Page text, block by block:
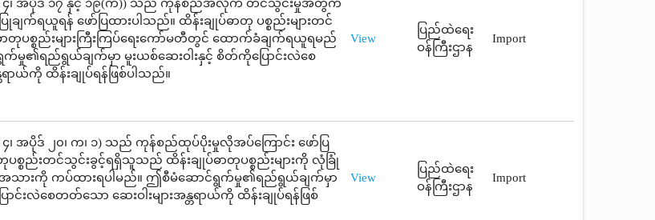
၄၊ အပိုဒ် ၁၇ နှင့် ၁၉(က)) သည် ကုန်စည်အလိုက် တင်သွင်းမှုအတွက်
က်ရယူရန် ဖော်ပြထားပါသည်။ ထိန်းချုပ်ဓာတု ပစ္စည်းများတင်
ပစ္စည်းများကြီးကြပ်ရေးကော်မတီတွင် ထောက်ခံချက်ရယူရမည်
မှု၏ရည်ရွယ်ချက်မှာ မူးယစ်ဆေးဝါးနှင့် စိတ်ကိုပြောင်းလဲစေ
ရာယ်ကို ထိန်းချုပ်ရန်ဖြစ်ပါသည်။
View
ပြည်ထဲရေး
ဝန်ကြီးဌာန
Import
အပိုဒ် ၂၀၊ က၊ ၁) သည် ကုန်စည်ထုပ်ပိုးမှုလိုအပ်ကြောင်း ဖော်ပြ
ပစ္စည်းတင်သွင်းခွင့်ရရှိသူသည် ထိန်းချုပ်ဓာတုပစ္စည်းများကို လုံခြုံ
သားကို ကပ်ထားရပါမည်။ ဤစီမံဆောင်ရွက်မှု၏ရည်ရွယ်ချက်မှာ
ာင်းလဲစေတတ်သော ဆေးဝါးများအန္တရာယ်ကို ထိန်းချုပ်ရန်ဖြစ်
View
ပြည်ထဲရေး
ဝန်ကြီးဌာန
Import